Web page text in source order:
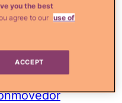
tu hogar con
pasando
Adamari López
you the best
agree to our use of
ACCEPT